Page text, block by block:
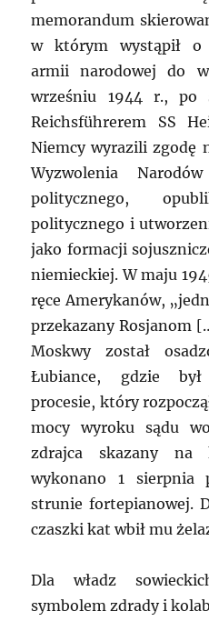
memorandum
w którym wystąpił o
armii narodowej do
wrześniu 1944 r., po
Reichsführerem SS
Niemcy wyrazili zgodę
Wyzwolenia
politycznego,
politycznego i
jako formacji
niemieckiej. W maju
ręce Amerykanów,
przekazany Rosjanom
Moskwy został
Łubiance, gdzie był
procesie, który
mocy wyroku sądu
zdrajca skazany na
wykonano 1 sierpnia
strunie fortepianowej.
czaszki kat wbił mu
Dla władz
symbolem zdrady i